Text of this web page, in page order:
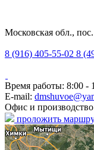
Московская обл.,
8 (916) 405-55-02 8
Время работы: 8:00 -
E-mail:
Офис и производство
проложить